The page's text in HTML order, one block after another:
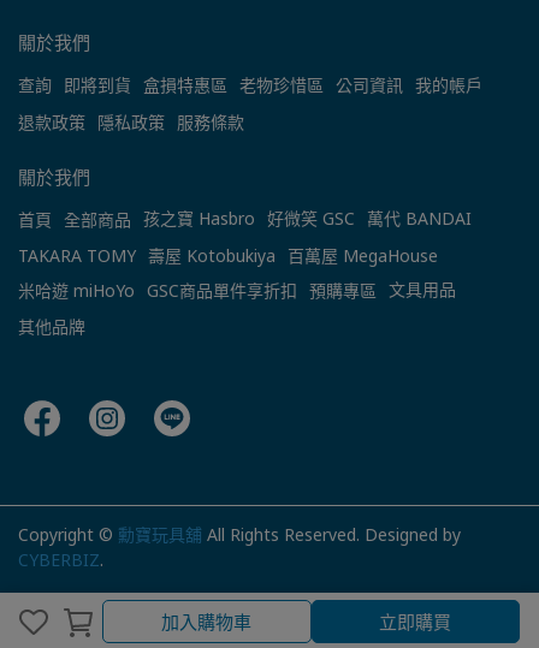
加入購物車 立即購買
關於我們
查詢 即將到貨 盒損特惠區 老物珍惜區 公司資訊 我的帳戶
退款政策 隱私政策 服務條款
關於我們
首頁 全部商品 孩之寶 Hasbro 好微笑 GSC
萬代 BANDAI
TAKARA TOMY 壽屋 Kotobukiya
百萬屋 MegaHouse
米哈遊 miHoYo GSC商品單件享折扣 預購專區 文具用品
其他品牌
Copyright © 勳寶玩具舖 All Rights Reserved. Designed by
CYBERBIZ.